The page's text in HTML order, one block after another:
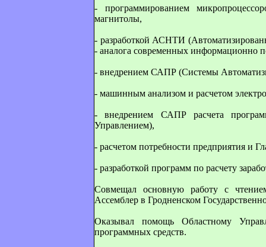
- программированием
магнитолы,
- разработкой АСНТИ
- аналога современных информационно
- внедрением САПР (Системы
- машинным анализом и расчетом
- внедрением САПР расчета
Управлением),
- расчетом потребности предприятия и
- разработкой программ по расчету
Совмещал основную работу с
Ассемблер в Гродненском
Оказывал помощь Областному
программных средств.